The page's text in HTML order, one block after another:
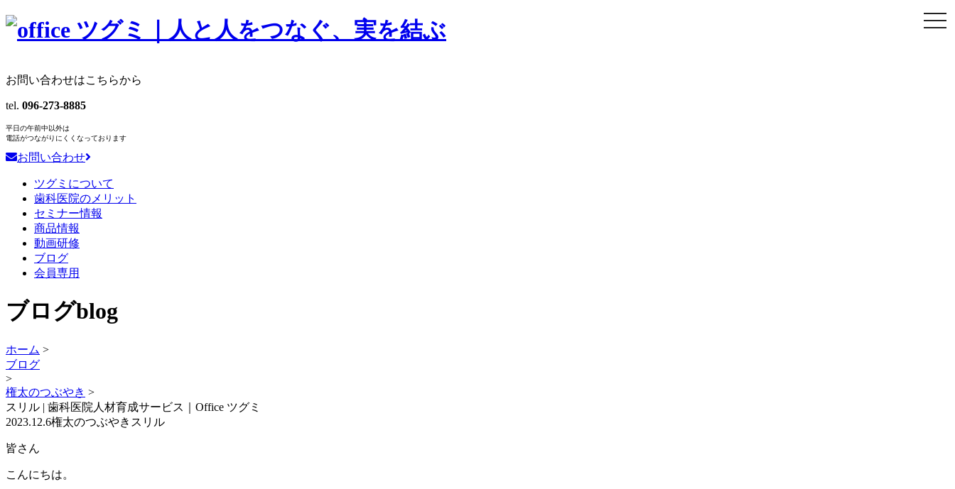
お問い合わせはこちらから
tel. 096-273-8885
平日の午前中以外は
電話がつながりにくくなっております
お問い合わせ
ツグミについて
歯科医院のメリット
セミナー情報
商品情報
動画研修
ブログ
会員専用
ブログblog
ホーム >
ブログ
>
権太のつぶやき >
スリル | 歯科医院人材育成サービス｜Office ツグミ
2023.12.6権太のつぶやき スリル
皆さん
こんにちは。